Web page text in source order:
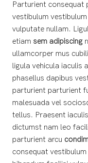
Parturient consequat
vestibulum
vulputate nullam.
etiam sem adipiscing
ullamcorper mus
ligula vehicula iaculis
phasellus dapibus
parturient parturient
malesuada vel
tellus. Praesent
dictumst nam leo
parturient arcu
consequat